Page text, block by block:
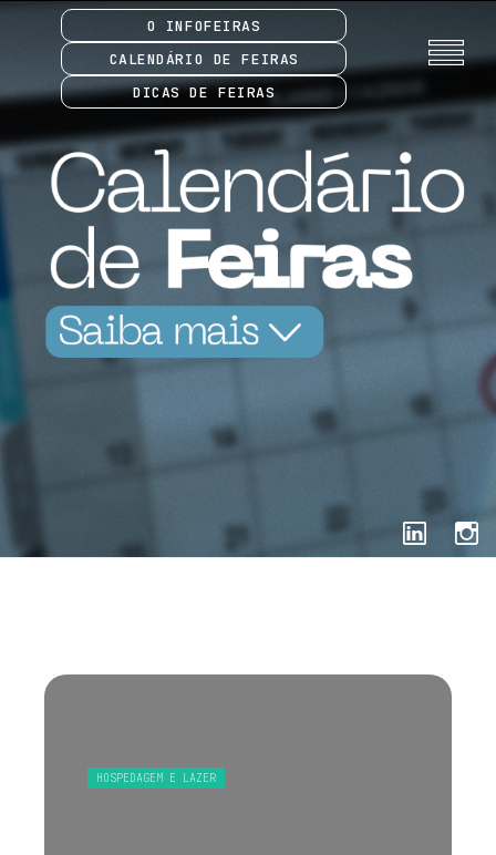
O INFOFEIRAS
CALENDÁRIO DE FEIRAS
DICAS DE FEIRAS
HOSPEDAGEM E LAZER